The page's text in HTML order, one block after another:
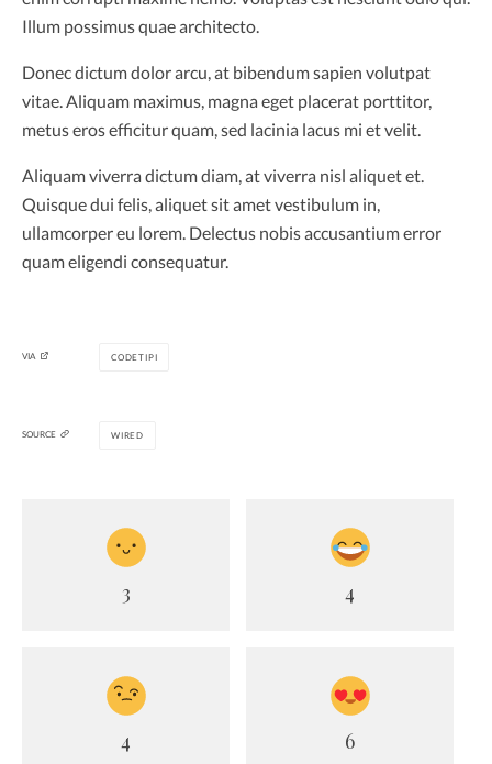
Illum possimus quae architecto.
Donec dictum dolor arcu, at bibendum sapien volutpat
vitae. Aliquam maximus, magna eget placerat porttitor,
metus eros efficitur quam, sed lacinia lacus mi et velit.
Aliquam viverra dictum diam, at viverra nisl aliquet et.
Quisque dui felis, aliquet sit amet vestibulum in,
ullamcorper eu lorem. Delectus nobis accusantium error
quam eligendi consequatur.
VIA CODETIPI
SOURCE WIRED
3 4
4 6